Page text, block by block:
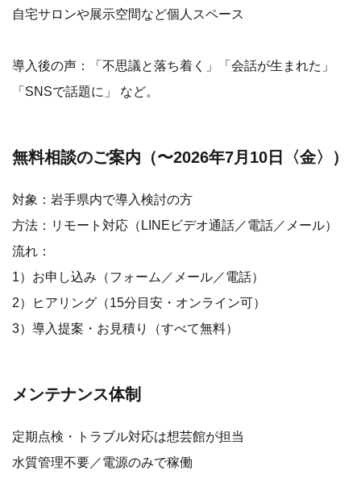
自宅サロンや展示空間など個人スペース
導入後の声：「不思議と落ち着く」「会話が生まれた」
「SNSで話題に」 など。
無料相談のご案内（〜2026年7月10日〈金〉）
対象：岩手県内で導入検討の方
方法：リモート対応（LINEビデオ通話／電話／メール）
流れ：
1）お申し込み（フォーム／メール／電話）
2）ヒアリング（15分目安・オンライン可）
3）導入提案・お見積り（すべて無料）
メンテナンス体制
定期点検・トラブル対応は想芸館が担当
水質管理不要／電源のみで稼働